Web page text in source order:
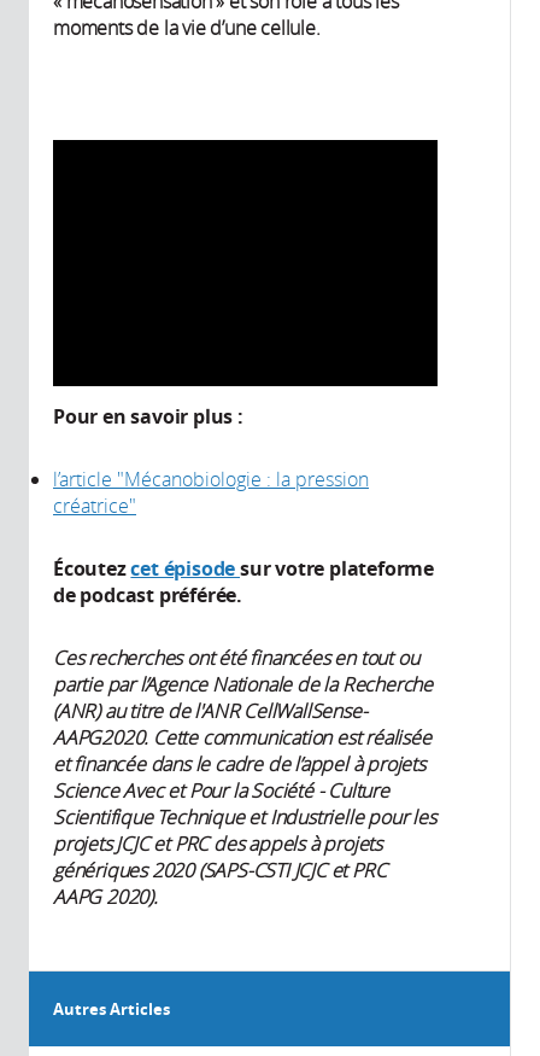
moments de la vie d’une cellule.
Pour en savoir plus :
l’article "Mécanobiologie : la pression
créatrice"
Écoutezcet épisodesur votre plateforme
de podcast préférée.
Ces recherches ont été financées en tout ou
partie par l’Agence Nationale de la Recherche
(ANR) au titre de l'ANR CellWallSense-
AAPG2020. Cette communication est réalisée
et financée dans le cadre de l’appel à projets
Science Avec et Pour la Société - Culture
Scientifique Technique et Industrielle pour les
projets JCJC et PRC des appels à projets
génériques 2020 (SAPS-CSTI JCJC et PRC
AAPG 2020).
Autres Articles